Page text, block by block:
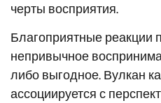
черты восприятия.
Благоприятные реакции
непривычное
либо выгодное. Вулкан
ассоциируется с